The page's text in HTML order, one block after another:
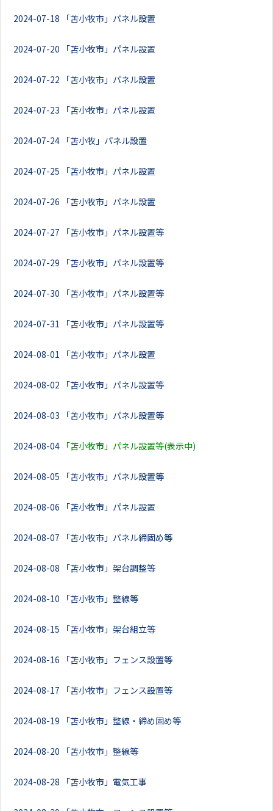
2024-07-18 「苫小牧市」パネル設置
2024-07-20 「苫小牧市」パネル設置
2024-07-22 「苫小牧市」パネル設置
2024-07-23 「苫小牧市」パネル設置
2024-07-24 「苫小牧」パネル設置
2024-07-25 「苫小牧市」パネル設置
2024-07-26 「苫小牧市」パネル設置
2024-07-27 「苫小牧市」パネル設置等
2024-07-29 「苫小牧市」パネル設置等
2024-07-30 「苫小牧市」パネル設置等
2024-07-31 「苫小牧市」パネル設置等
2024-08-01 「苫小牧市」パネル設置
2024-08-02 「苫小牧市」パネル設置等
2024-08-03 「苫小牧市」パネル設置等
2024-08-04 「苫小牧市」パネル設置等(表示中)
2024-08-05 「苫小牧市」パネル設置等
2024-08-06 「苫小牧市」パネル設置
2024-08-07 「苫小牧市」パネル締固め等
2024-08-08 「苫小牧市」架台調整等
2024-08-10 「苫小牧市」整線等
2024-08-15 「苫小牧市」架台組立等
2024-08-16 「苫小牧市」フェンス設置等
2024-08-17 「苫小牧市」フェンス設置等
2024-08-19 「苫小牧市」整線・締め固め等
2024-08-20 「苫小牧市」整線等
2024-08-28 「苫小牧市」電気工事